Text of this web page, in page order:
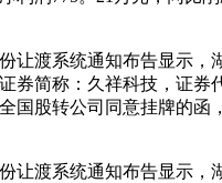
渡系统通知布告显示，
券简称：久祥科技，证券
国股转公司同意挂牌的函
渡系统通知布告显示，